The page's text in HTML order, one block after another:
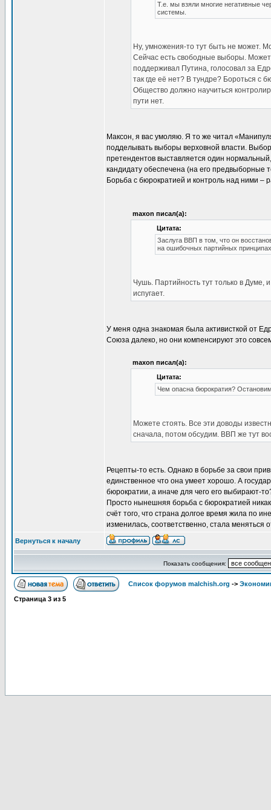
Т.е. мы взяли многие негативные
системы.
Ну, умножения-то тут быть не может.
Сейчас есть свободные выборы.
поддерживал Путина, голосовал за
так где её нет? В тундре? Бороться с
Общество должно научиться
пути нет.
Максон, я вас умоляю. Я то же читал
подделывать выборы верховной власти.
претендентов выставляется один
кандидату обеспечена (на его предвыборные
Борьба с бюрократией и контроль над ними –
maxon писал(а):
Цитата:
Заслуга ВВП в том, что он
на ошибочных партийных принципах
Чушь. Партийность тут только в Думе,
испугает.
У меня одна знакомая была активисткой от
Союза далеко, но они компенсируют это
maxon писал(а):
Цитата:
Чем опасна бюрократия?
Можете стоять. Все эти доводы
сначала, потом обсудим. ВВП же тут
Рецепты-то есть. Однако в борьбе за свои
единственное что она умеет хорошо. А
бюрократии, а иначе для чего его выбирают-
Просто нынешняя борьба с бюрократией
счёт того, что страна долгое время жила по
изменилась, соответственно, стала
Вернуться к началу
Показать сообщения:
Список форумов malchish.org ->
Страница 3 из 5